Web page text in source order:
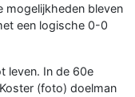
mogelijkheden bleven
een logische 0-0
leven. In de 60e
(foto) doelman